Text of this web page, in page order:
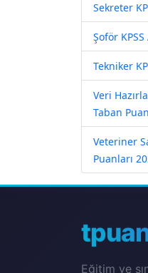
Sekreter
Şoför
Tekniker
Veri
Taban
Veteriner
Puanları
Eğitim ve